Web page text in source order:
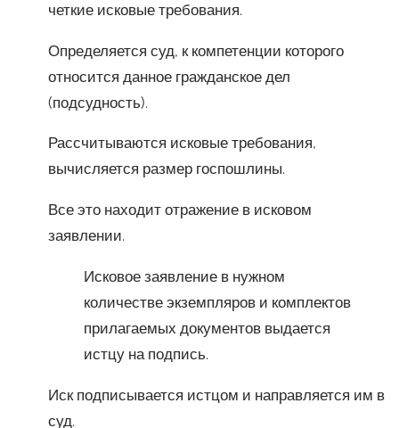
четкие исковые требования.
Определяется суд, к компетенции которого
относится данное гражданское дел
(подсудность).
Рассчитываются исковые требования,
вычисляется размер госпошлины.
Все это находит отражение в исковом
заявлении.
Исковое заявление в нужном
количестве экземпляров и комплектов
прилагаемых документов выдается
истцу на подпись.
Иск подписывается истцом и направляется им в
суд.